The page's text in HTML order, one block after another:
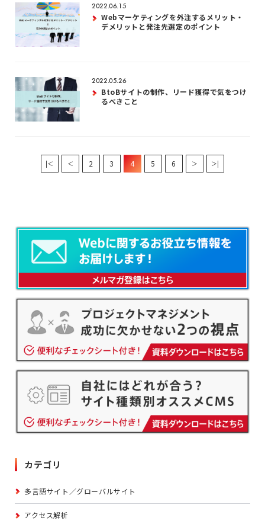
2022.06.15
Webマーケティングを外注するメリット・
デメリットと発注先選定のポイント
2022.05.26
BtoBサイトの制作、リード獲得で気をつけ
るべきこと
|＜ ＜ 2 3 4 5 6 ＞ ＞|
カテゴリ
多言語サイト／グローバルサイト
アクセス解析